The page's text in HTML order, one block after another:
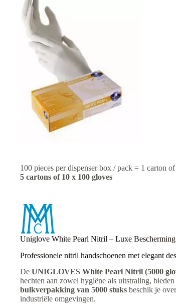
100 pieces per dispenser box / pack = 1 carton of
5 cartons of 10 x 100 gloves
Uniglove White Pearl Nitril – Luxe
Professionele nitril handschoenen met elegant
De UNIGLOVES White Pearl Nitril (5000
hechten aan zowel hygiëne als uitstraling,
bulkverpakking van 5000 stuks beschik je
industriële omgevingen.